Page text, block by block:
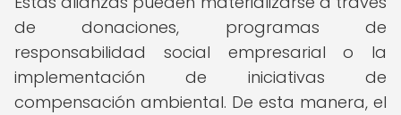
de donaciones, programas de
responsabilidad social empresarial o la
implementación de iniciativas de
compensación ambiental. De esta manera, el